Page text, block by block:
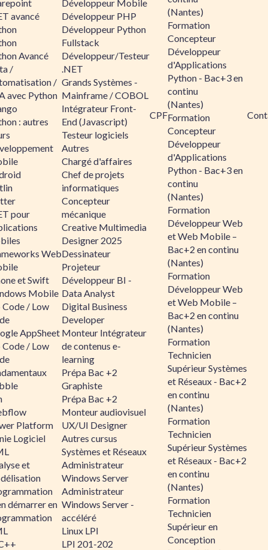
avancé
Avancé
/
/
avec Python
: autres
pour
Web
et Swift
Mobile
/ Low
AppSheet
/ Low
Platform
Logiciel
et
démarrer en
Développeur Mobile
Développeur PHP
Développeur Python
Fullstack
Développeur/Testeur
.NET
Grands Systèmes -
Mainframe / COBOL
Intégrateur Front-
End (Javascript)
Testeur logiciels
Autres
Chargé d'affaires
Chef de projets
informatiques
Concepteur
mécanique
Creative Multimedia
Designer 2025
Dessinateur
Projeteur
Développeur BI -
Data Analyst
Digital Business
Developer
Monteur Intégrateur
de contenus e-
learning
Prépa Bac +2
Graphiste
Prépa Bac +2
Monteur audiovisuel
UX/UI Designer
Autres cursus
Systèmes et Réseaux
Administrateur
Windows Server
Administrateur
Windows Server -
accéléré
Linux LPI
LPI 201-202
CPF
(Nantes)
Formation
Concepteur
Développeur
d'Applications
Python - Bac+3 en
continu
(Nantes)
Formation
Concepteur
Développeur
d'Applications
Python - Bac+3 en
continu
(Nantes)
Formation
Développeur Web
et Web Mobile –
Bac+2 en continu
(Nantes)
Formation
Développeur Web
et Web Mobile –
Bac+2 en continu
(Nantes)
Formation
Technicien
Supérieur Systèmes
et Réseaux - Bac+2
en continu
(Nantes)
Formation
Technicien
Supérieur Systèmes
et Réseaux - Bac+2
en continu
(Nantes)
Formation
Technicien
Supérieur en
Conception